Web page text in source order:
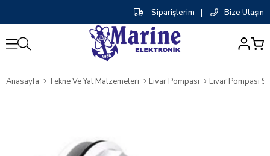
Siparişlerim | Bize Ulaşın
Anasayfa Tekne Ve Yat Malzemeleri Livar Pompası Livar Pompası